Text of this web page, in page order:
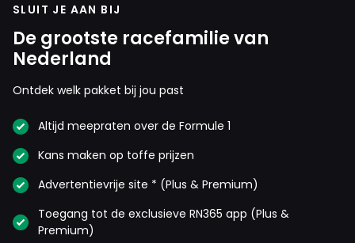
SLUIT JE AAN BIJ
De grootste racefamilie van
Nederland
Ontdek welk pakket bij jou past
Altijd meepraten over de Formule 1
Kans maken op toffe prijzen
Advertentievrije site * (Plus & Premium)
Toegang tot de exclusieve RN365 app (Plus &
Premium)